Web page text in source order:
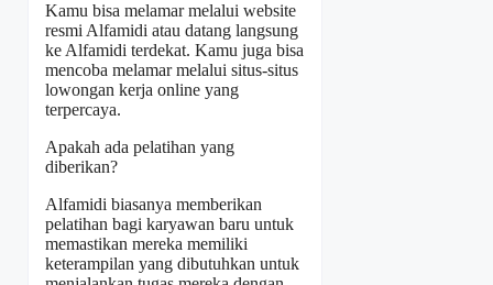
Kamu bisa melamar melalui website
resmi Alfamidi atau datang langsung
ke Alfamidi terdekat. Kamu juga bisa
mencoba melamar melalui situs-situs
lowongan kerja online yang
terpercaya.
Apakah ada pelatihan yang
diberikan?
Alfamidi biasanya memberikan
pelatihan bagi karyawan baru untuk
memastikan mereka memiliki
keterampilan yang dibutuhkan untuk